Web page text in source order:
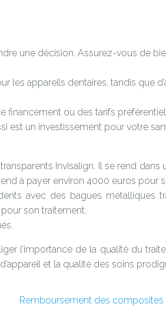
une décision. Assurez-vous de
les appareils dentaires, tandis que
ou des tarifs
est un investissement pour votre
Invisalign. Il se rend dans
à payer environ 4000 euros pour
avec des bagues métalliques
son traitement.
l’importance de la qualité du
et la qualité des soins
Remboursement des composites